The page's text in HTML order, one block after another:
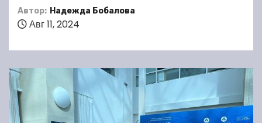
Автор: Надежда Бобалова
Авг 11, 2024